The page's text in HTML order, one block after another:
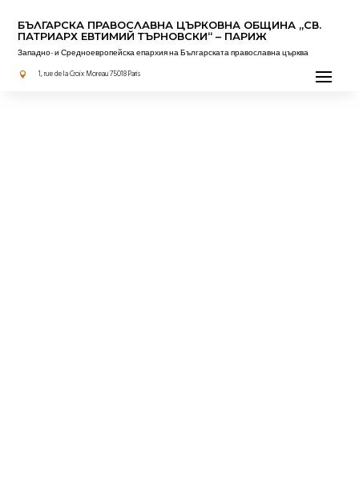
БЪЛГАРСКА ПРАВОСЛАВНА ЦЪРКОВНА OБЩИНА „СВ.
ПАТРИАРХ ЕВТИМИЙ ТЪРНОВСКИ“ – ПАРИЖ
Западно- и Средноевропейска епархия на Българската православна църква
 1, rue de la Croix Moreau 75018 Paris